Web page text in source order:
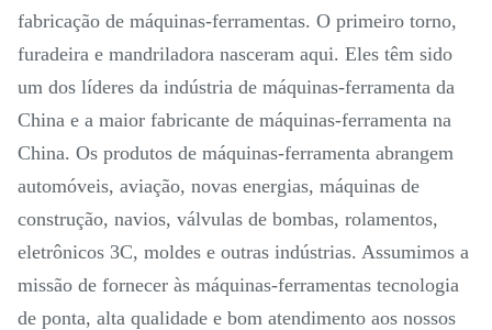
fabricação de máquinas-ferramentas. O primeiro torno,
furadeira e mandriladora nasceram aqui. Eles têm sido
um dos líderes da indústria de máquinas-ferramenta da
China e a maior fabricante de máquinas-ferramenta na
China. Os produtos de máquinas-ferramenta abrangem
automóveis, aviação, novas energias, máquinas de
construção, navios, válvulas de bombas, rolamentos,
eletrônicos 3C, moldes e outras indústrias. Assumimos a
missão de fornecer às máquinas-ferramentas tecnologia
de ponta, alta qualidade e bom atendimento aos nossos